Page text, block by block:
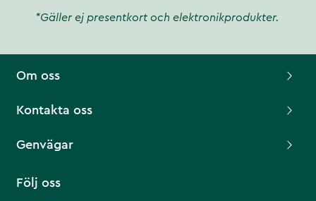
*Gäller ej presentkort och elektronikprodukter.
Om oss
Kontakta oss
Genvägar
Följ oss